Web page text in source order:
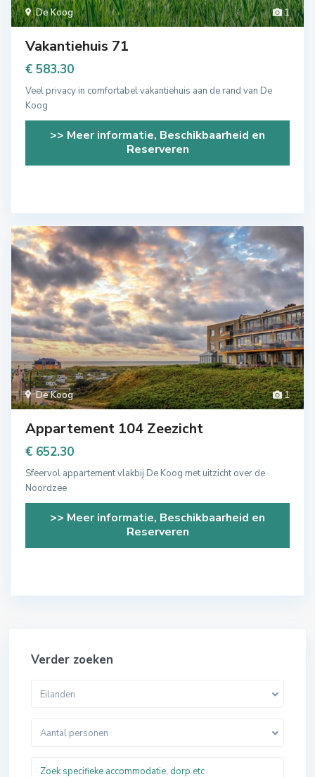
1
De Koog
Vakantiehuis 71
€ 583.30
Veel privacy in comfortabel vakantiehuis aan de rand van De
Koog
>> Meer informatie, Beschikbaarheid en
Reserveren
1
De Koog
Appartement 104 Zeezicht
€ 652.30
Sfeervol appartement vlakbij De Koog met uitzicht over de
Noordzee
>> Meer informatie, Beschikbaarheid en
Reserveren
Verder zoeken
Eilanden
Aantal personen